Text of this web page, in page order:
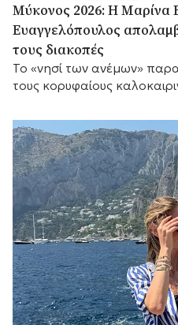
Μύκονος 2026: Η Μαρίνα
Ευαγγελόπουλος
τους διακοπές
Το «νησί των ανέμων»
τους κορυφαίους